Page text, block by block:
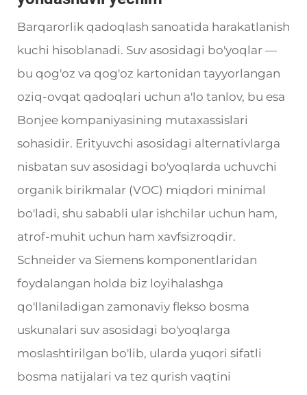
Barqarorlik qadoqlash sanoatida harakatlanish
kuchi hisoblanadi. Suv asosidagi bo'yoqlar —
bu qog'oz va qog'oz kartonidan tayyorlangan
oziq-ovqat qadoqlari uchun a'lo tanlov, bu esa
Bonjee kompaniyasining mutaxassislari
sohasidir. Erityuvchi asosidagi alternativlarga
nisbatan suv asosidagi bo'yoqlarda uchuvchi
organik birikmalar (VOC) miqdori minimal
bo'ladi, shu sababli ular ishchilar uchun ham,
atrof-muhit uchun ham xavfsizroqdir.
Schneider va Siemens komponentlaridan
foydalangan holda biz loyihalashga
qo'llaniladigan zamonaviy flekso bosma
uskunalari suv asosidagi bo'yoqlarga
moslashtirilgan bo'lib, ularda yuqori sifatli
bosma natijalari va tez qurish vaqtini